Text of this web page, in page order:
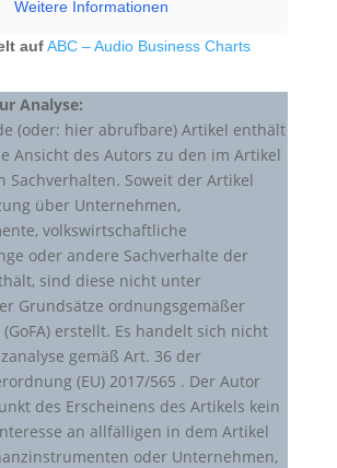
Weitere Informationen
auf ABC – Audio Business Charts
Analyse:
(oder: hier abrufbare) Artikel enthält
Ansicht des Autors zu den im Artikel
Sachverhalten. Soweit der Artikel
über Unternehmen,
volkswirtschaftliche
oder andere Sachverhalte der
sind diese nicht unter
Grundsätze ordnungsgemäßer
erstellt. Es handelt sich nicht
gemäß Art. 36 der
(EU) 2017/565 . Der Autor
des Erscheinens des Artikels kein
an allfälligen in dem Artikel
oder Unternehmen,